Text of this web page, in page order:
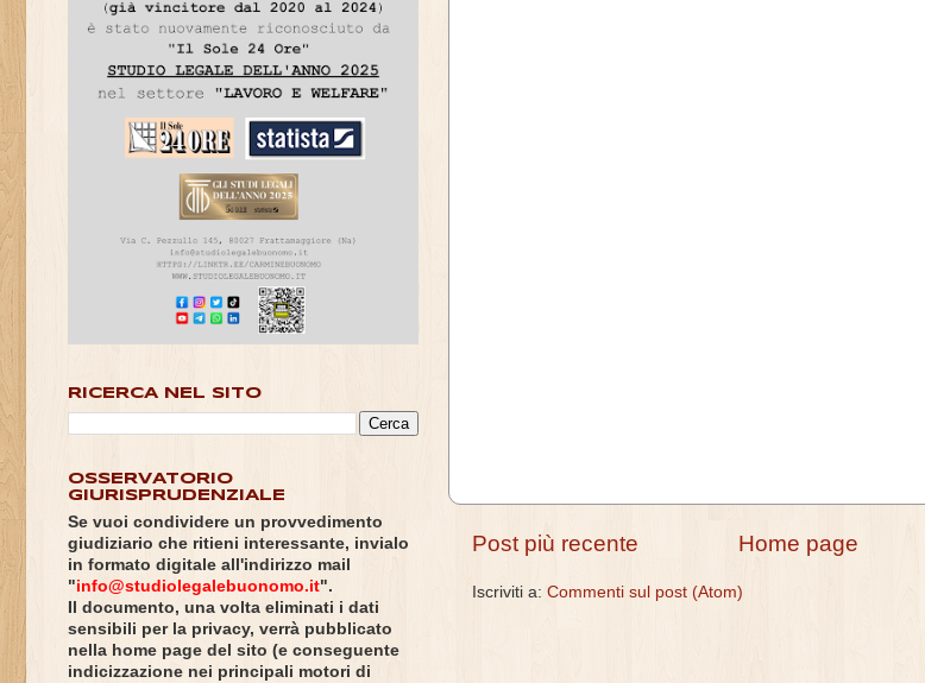
Post più recente Home page
Iscriviti a: Commenti sul post (Atom)
RICERCA NEL SITO
OSSERVATORIO
GIURISPRUDENZIALE
Se vuoi condividere un provvedimento
giudiziario che ritieni interessante, invialo
in formato digitale all'indirizzo mail
"info@studiolegalebuonomo.it".
Il documento, una volta eliminati i dati
sensibili per la privacy, verrà pubblicato
nella home page del sito (e conseguente
indicizzazione nei principali motori di